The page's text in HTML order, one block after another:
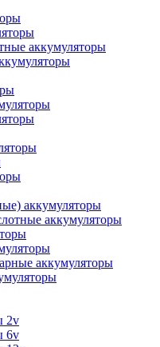
аккумуляторы
аккумуляторы
аккумуляторы
аккумуляторы
2v
6v